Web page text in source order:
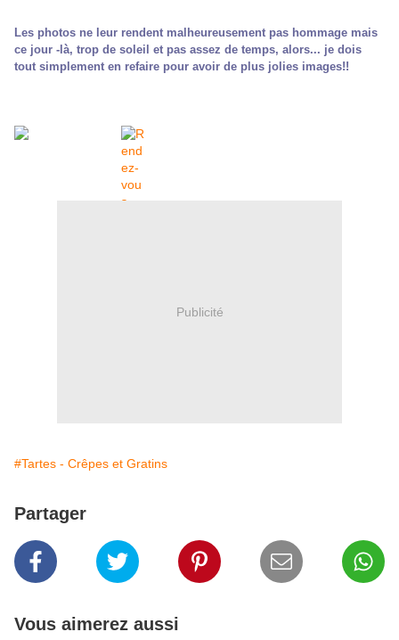
Les photos ne leur rendent malheureusement pas hommage mais
ce jour -là, trop de soleil et pas assez de temps, alors... je dois
tout simplement en refaire pour avoir de plus jolies images!!
Publicité
#Tartes - Crêpes et Gratins
Partager
Vous aimerez aussi